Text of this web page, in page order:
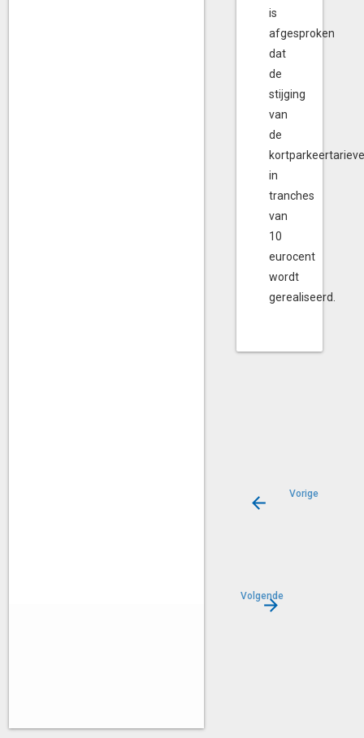
is
afgesproken
dat
de
stijging
van
de
in
tranches
van
10
eurocent
wordt
gerealiseerd.
Vorige
Volgende
Knelpunten